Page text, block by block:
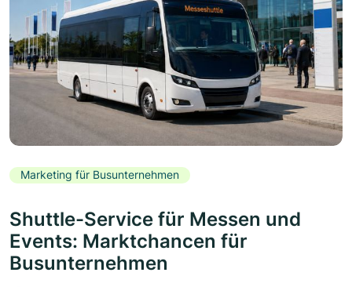
Marketing für Busunternehmen
Shuttle-Service für Messen und
Events: Marktchancen für
Busunternehmen